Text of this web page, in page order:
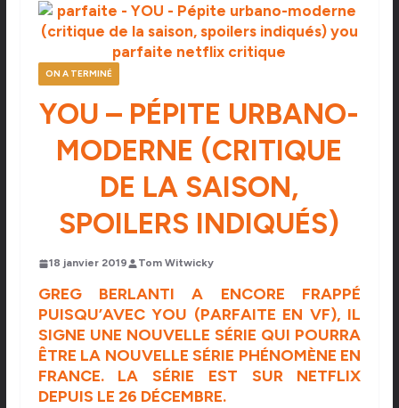
ON A TERMINÉ
YOU – PÉPITE URBANO-
MODERNE (CRITIQUE
DE LA SAISON,
SPOILERS INDIQUÉS)
18 janvier 2019 Tom Witwicky
GREG BERLANTI A ENCORE FRAPPÉ
PUISQU’AVEC YOU (PARFAITE EN VF), IL
SIGNE UNE NOUVELLE SÉRIE QUI POURRA
ÊTRE LA NOUVELLE SÉRIE PHÉNOMÈNE EN
FRANCE. LA SÉRIE EST SUR NETFLIX
DEPUIS LE 26 DÉCEMBRE.